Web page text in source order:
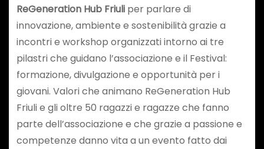
ReGeneration Hub Friuli per parlare di
innovazione, ambiente e sostenibilità grazie a
incontri e workshop organizzati intorno ai tre
pilastri che guidano l’associazione e il Festival:
formazione, divulgazione e opportunità per i
giovani. Valori che animano ReGeneration Hub
Friuli e gli oltre 50 ragazzi e ragazze che fanno
parte dell’associazione e che grazie a passione e
competenze danno vita a un evento fatto dai